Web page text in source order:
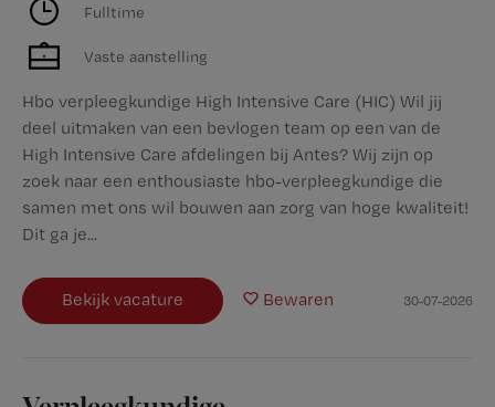
Fulltime
Vaste aanstelling
Hbo verpleegkundige High Intensive Care (HIC) Wil jij
deel uitmaken van een bevlogen team op een van de
High Intensive Care afdelingen bij Antes? Wij zijn op
zoek naar een enthousiaste hbo-verpleegkundige die
samen met ons wil bouwen aan zorg van hoge kwaliteit!
Dit ga je...
Bekijk vacature Bewaren 30-07-2026